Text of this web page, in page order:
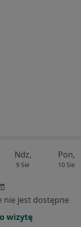
Ndz,
9 Sie
Pon,
10 Sie
nie jest dostępne
wizytę